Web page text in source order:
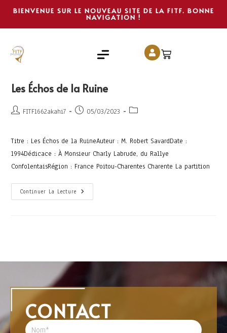
BIENVENUE SUR LE NOUVEAU SITE DE LA FITF. BONNE
NAVIGATION !
Les Échos de la Ruine
FITF1662akahi7 05/03/2023
Titre : Les Échos de la RuineAuteur : M. Robert SavardDate :
1994Dédicace : À Monsieur Charly Labrude, du Rallye
ConfolentaisRégion : France Poitou-Charentes Charente La partition
Continuer La Lecture
CONTACT